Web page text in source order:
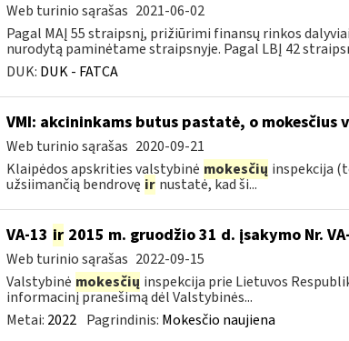
Web turinio sąrašas 2021-06-02
Pagal MAĮ 55 straipsnį, prižiūrimi finansų rinkos
nurodytą paminėtame straipsnyje. Pagal LBĮ 42
DUK: DUK - FATCA
VMI: akcininkams butus pastatė, o mokesčius
Web turinio sąrašas 2020-09-21
Klaipėdos apskrities valstybinė mokesčių inspekcija
užsiimančią bendrovę ir nustatė, kad ši...
VA-13 ir2015 m. gruodžio 31 d. įsakymo Nr.
Web turinio sąrašas 2022-09-15
Valstybinė mokesčių inspekcija prie Lietuvos
informacinį pranešimą dėl Valstybinės...
Metai: 2022 Pagrindinis: Mokesčio naujiena